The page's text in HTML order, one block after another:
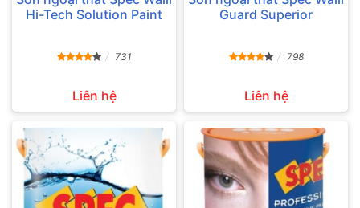
Hi-Tech Solution Paint
731
Liên hệ
Guard Superior
798
Liên hệ